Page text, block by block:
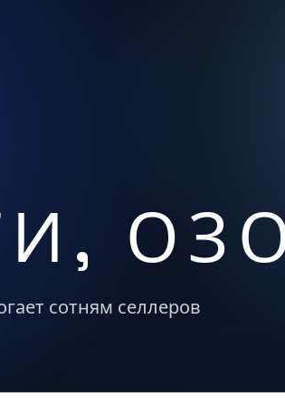
сотням селлеров